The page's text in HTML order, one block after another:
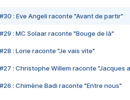
#30 : Eve Angeli raconte "Avant de partir"
#29 : MC Solaar raconte "Bouge de là"
#28 : Lorie raconte "Je vais vite"
#27 : Christophe Willem raconte "Jacques
#26 : Chimène Badi raconte "Entre nous"